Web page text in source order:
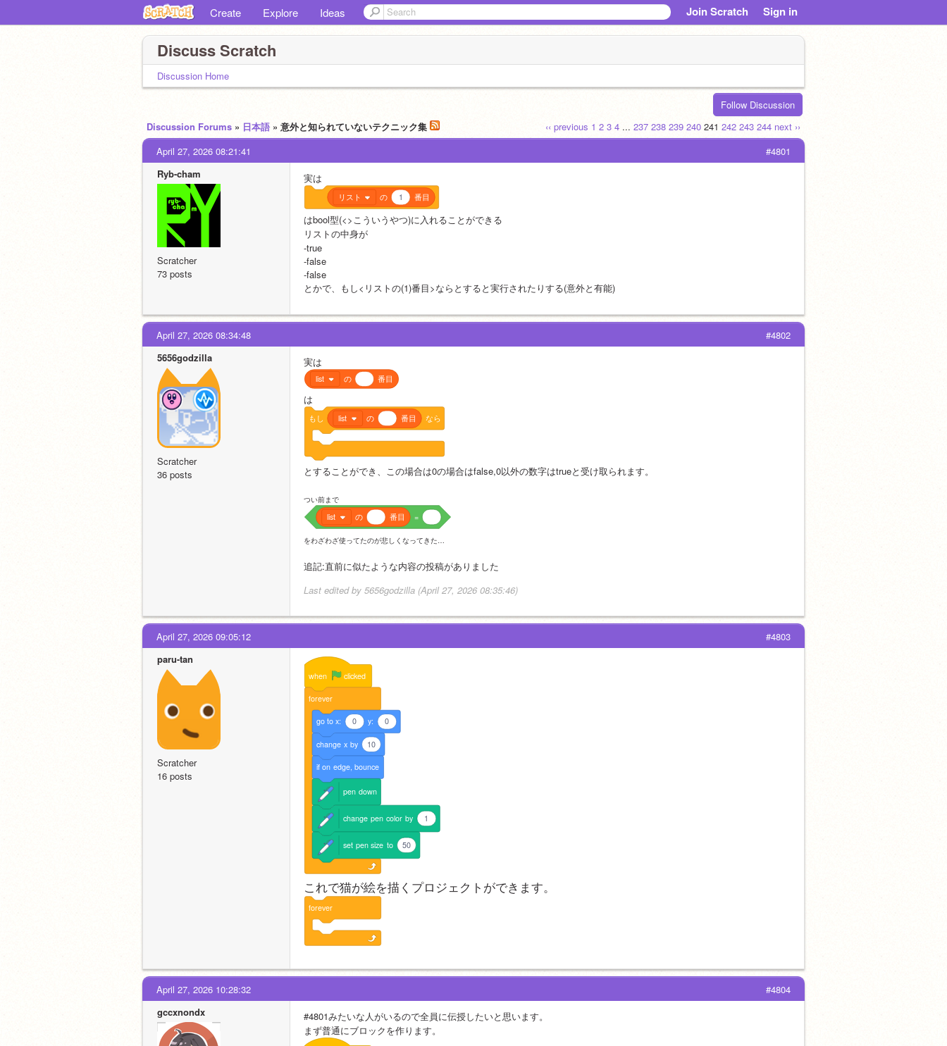
Create Explore Ideas Join Scratch Sign in
Discuss Scratch
Discussion Home
Follow Discussion
‹‹ previous 1 2 3 4 ... 237 238 239 240 241 242 243 244 next ››
Discussion Forums » 日本語 » 意外と知られていないテクニック集
#4801
April 27, 2026 08:21:41
Ryb-cham
Scratcher
73 posts
実は
リスト の 1 番目
はbool型(<>こういうやつ)に入れることができる
リストの中身が
-true
-false
-false
とかで、もし<リストの(1)番目>ならとすると実行されたりする(意外と有能)
#4802
April 27, 2026 08:34:48
5656godzilla
Scratcher
36 posts
実は
list の 番目
は
もし list の 番目 なら
とすることができ、この場合は0の場合はfalse,0以外の数字はtrueと受け取られます。
つい前まで
list の 番目 =
をわざわざ使ってたのが悲しくなってきた…
追記:直前に似たような内容の投稿がありました
Last edited by 5656godzilla (April 27, 2026 08:35:46)
#4803
April 27, 2026 09:05:12
paru-tan
Scratcher
16 posts
when clicked
forever
go to x: 0 y: 0
change x by 10
if on edge, bounce
pen down
change pen color by 1
set pen size to 50
これで猫が絵を描くプロジェクトができます。
forever
#4804
April 27, 2026 10:28:32
gccxnondx
#4801みたいな人がいるので全員に伝授したいと思います。
まず普通にブロックを作ります。